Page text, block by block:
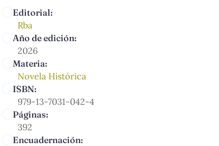
Editorial:
Rba
Año de edición:
2026
Materia:
Novela Histórica
ISBN:
979-13-7031-042-4
Páginas:
392
Encuadernación: